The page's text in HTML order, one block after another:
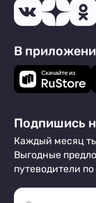
В
Подпишись
Каждый месяц
Выгодные
путеводители